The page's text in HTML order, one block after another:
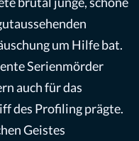
um Hilfe bat.
Serienmörder
auch für das
des Profiling prägte.
Geistes